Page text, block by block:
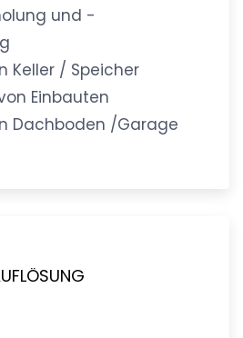
und -
Keller / Speicher
Einbauten
Dachboden /Garage